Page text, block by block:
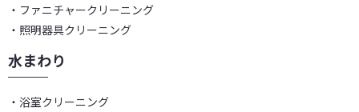
・ファニチャークリーニング
・照明器具クリーニング
水まわり
・浴室クリーニング